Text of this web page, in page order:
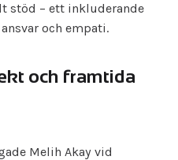
stöd – ett inkluderande
och empati.
och framtida
Melih Akay vid